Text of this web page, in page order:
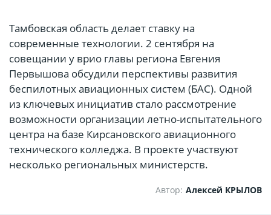
Тамбовская область делает ставку на
современные технологии. 2 сентября на
совещании у врио главы региона Евгения
Первышова обсудили перспективы развития
беспилотных авиационных систем (БАС). Одной
из ключевых инициатив стало рассмотрение
возможности организации летно-испытательного
центра на базе Кирсановского авиационного
технического колледжа. В проекте участвуют
несколько региональных министерств.
Автор: Алексей КРЫЛОВ